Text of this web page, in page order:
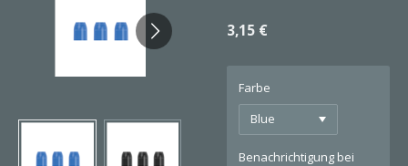
3,15 €
Farbe
Benachrichtigung bei